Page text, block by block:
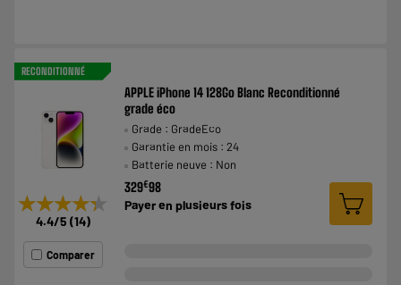
RECONDITIONNÉ
★★★★★
★★★★★
4.4/5 (14)
Comparer
APPLE iPhone 14 128Go Blanc Reconditionné
grade éco
Grade : GradeEco
Garantie en mois : 24
Batterie neuve : Non
329€98
Payer enplusieurs fois